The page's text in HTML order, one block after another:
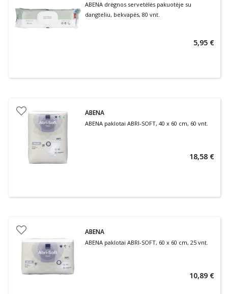
ABENA drėgnos servetėlės pakuotėje su
dangteliu, bekvapės, 80 vnt.
5,95 €
ABENA
ABENA paklotai ABRI-SOFT, 40 x 60 cm, 60 vnt.
18,58 €
ABENA
ABENA paklotai ABRI-SOFT, 60 x 60 cm, 25 vnt.
10,89 €